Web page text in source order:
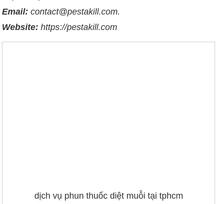
Email: contact@pestakill.com.
Website: https://pestakill.com
dịch vụ phun thuốc diệt muỗi tại tphcm